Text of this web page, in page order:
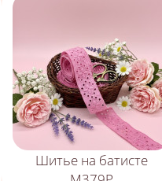
Шитье на батисте